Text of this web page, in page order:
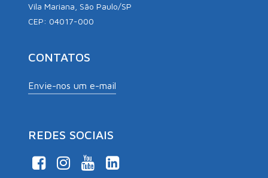
Vila Mariana, São Paulo/SP
CEP: 04017-000
CONTATOS
Envie-nos um e-mail
REDES SOCIAIS